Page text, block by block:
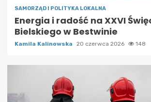
SAMORZĄD I POLITYKA LOKALNA
Energia i radość na XXVI
Bielskiego w Bestwinie
Kamila Kalinowska 20 czerwca 2026 148